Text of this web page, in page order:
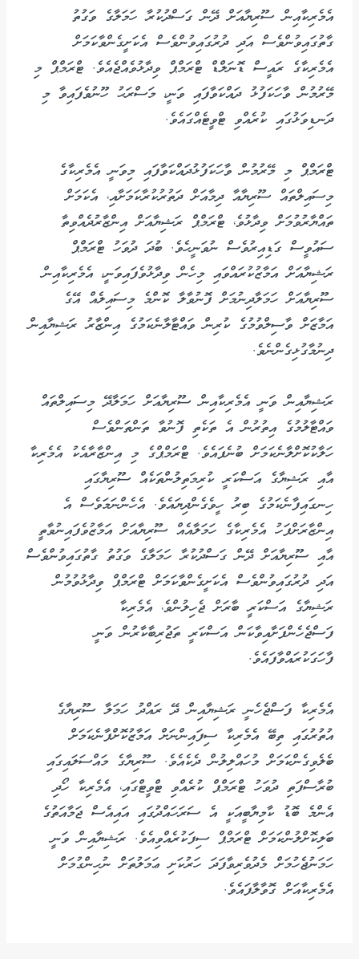
އެމެރިކާއިން ސޫރިޔާއަށް ދޭން ގަސްދުކުރާ ހަމަލާގެ ވަގުތު
ގާތުގައިވުންވެސް އަދި ދުރުގައިވުންވެސް އެކަށީގެންވާކަމަށް
އެމެރިކާގެ ރައީސް ޑޮނަލްޑް ޓްރަމްޕް ވިދާޅުވެއްޖެއެވެ. ޓްރަމްޕް މި
މޭރުމުން ވާހަކަފުޅު ދައްކަވާފައި ވަނީ، މަސްރަޙު ހޫނުވެފައިވާ މި
ދަނޑިވަޅުގައި ކުރެއްވި ޓްވީޓެއްގައެވެ.
ޓްރަމްޕް މި މޭރުމުން ވާހަކަފުޅުދައްކަވާފައި މިވަނީ އެމެރިކާގެ
މިސައިލްތައް ސޫރިޔާއާ ދިމާއަށް ދަތުރުކުރާކަމަށާއި، އެކަމަށް
ތައްޔާރުވުމަށް ވިދާޅުވެ، ޓްރަމްޕް ރަޝިޔާއަށް އިންޒާރުދެއްވިތާ
ސައުވީސް ގަޑިއިރުވެސް ނުވަނީހެވެ. ބުދަ ދުވަހު ޓްރަމްޕް
ރަޝިޔާއަށް އަމާޒުކުރައްވައި މިހެން ވިދާޅުވެފައިވަނީ، އެމެރިކާއިން
ސޫރިޔާއަށް ހަމަލާދިނުމަށް ފޮނުވާލާ ކޮންމެ މިސައިލެއް އޭގެ
އަމާޒަށް ވާސިލްވުމުގެ ކުރިން ވައްޓާލާނެކަމުގެ އިންޒާރު ރަޝިޔާއިން
ދިނުމާގުޅިގެންނެވެ.
ރަޝިޔާއިން ވަނީ އެމެރިކާއިން ސޫރިޔާއަށް ހަމަލާދޭ މިސައިލްތައް
ވައްޓާލުމުގެ އިތުރުން އެ ތަކެތި ފޮނުވާ ތަންތަންވެސް
ހަލާކުކޮށްލާނެކަމަށް ބުނެފައެވެ. ޓްރަމްޕްގެ މި އިންޒާރާއެކު އެމެރިކާ
އާއި ރަޝިޔާގެ އަސްކަރީ ކުރިމަތިލުންތަކެއް ސޫރިޔާގައި
ހިނގައިފާނެކަމުގެ ބިރު ހީވެގެންދިޔައެވެ. އެހެންނަމަވެސް އެ
އިންޒާރަށްފަހު އެމެރިކާގެ ހަމަލާއެއް ސޫރިޔާއަށް އަމާޒުވެފައިނުވާތީ
އާއި ސޫރިޔާއަށް ދޭން ގަސްދުކުރާ ހަމަލާގެ ވަގުތު ގާތުގައިވުންވެސް
އަދި ދުރުގައިވުންވެސް އެކަށީގެންވާކަމަށް ޓްރަމްޕް ވިދާޅުވުމުން
ރަޝިޔާގެ އަސްކަރީ ބާރަށް ޖެހިލުންވެ، އެމެރިކާ
ފަސްޖެހެންފަށާއިވާކަން އަސްކަރީ ތަޖުރިބާކާރުން ވަނީ
ފާހަގަކުރައްވާފައެވެ.
އެމެރިކާ ފަސްޖެހެނީ ރަޝިޔާއިން ދޭ ރައްދު ހަމަލާ ސޫރިޔާގެ
އުތުރުގައި ތިބޭ އެމެރިކާ ސިފައިންނަށް އަމާޒުކޮށްފާނެކަމަށް
ބެލެވިގެންކަމަށް މުހައްލިލުން ދެކެއެވެ. ސޫރިޔާގެ މައްސަލައިގައި
ބުރާސްފަތި ދުވަހު ޓްރަމްޕް ކުރެއްވި ޓްވީޓްގައި، އެމެރިކާ ހޯދި
އެންމެ ބޮޑު ކާމިޔާބީއަކީ އެ ސަރަހައްދުގައި އައިއެސް ޖަމާއަތުގެ
ބަލިކޮށްލުންކަމަށް ޓްރަމްޕް ސިފަކުރެއްވިއެވެ. ރަޝިޔާއިން ވަނީ
ހަމަނުޖެހުމަށް މެދުވެރިވާފަދަ ހަރުކަށި ޢަމަލުތަށް ނުހިންގުމަށް
އެމެރިކާއަށް ގޮވާލާފައެވެ.